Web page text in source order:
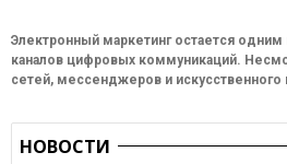
Электронный маркетинг остается
каналов цифровых коммуникаций.
сетей, мессенджеров и искусственного
НОВОСТИ